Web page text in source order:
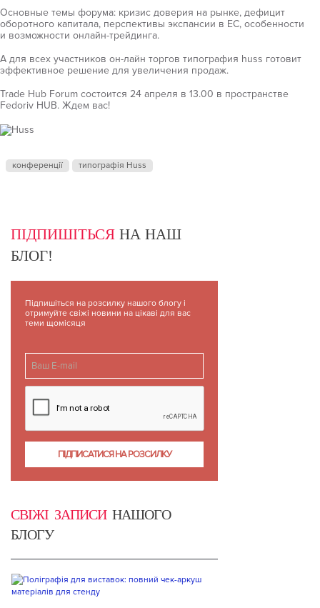
Основные темы форума: кризис доверия на рынке, дефицит
оборотного капитала, перспективы экспансии в ЕС, особенности
и возможности онлайн-трейдинга.
А для всех участников он-лайн торгов типография huss готовит
эффективное решение для увеличения продаж.
Trade Hub Forum состоится 24 апреля в 13.00 в пространстве
Fedoriv HUB. Ждем вас!
конференції типографія Huss
ПІДПИШІТЬСЯ НА НАШ
БЛОГ!
Підпишіться на розсилку нашого блогу і
отримуйте свіжі новини на цікаві для вас
теми щомісяця
СВІЖІ ЗАПИСИНАШОГО
БЛОГУ